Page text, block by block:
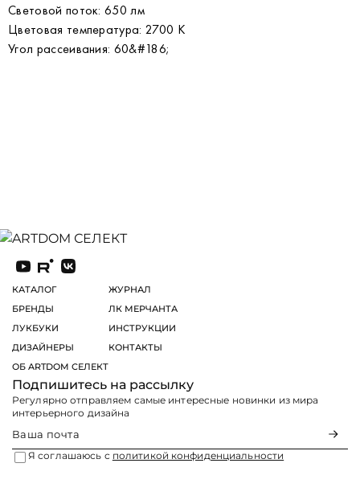
Световой поток: 650 лм
Цветовая температура: 2700 К
Угол рассеивания: 60&#186;
КАТАЛОГ
БРЕНДЫ
ЛУКБУКИ
ДИЗАЙНЕРЫ
ОБ ARTDOM СЕЛЕКТ
ЖУРНАЛ
ЛК МЕРЧАНТА
ИНСТРУКЦИИ
КОНТАКТЫ
Подпишитесь на рассылку
Регулярно отправляем самые интересные новинки из мира
интерьерного дизайна
Я соглашаюсь с политикой конфиденциальности